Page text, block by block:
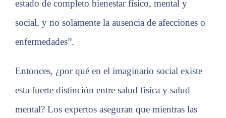
estado de completo bienestar físico, mental y
social, y no solamente la ausencia de afecciones o
enfermedades”.
Entonces, ¿por qué en el imaginario social existe
esta fuerte distinción entre salud física y salud
mental? Los expertos aseguran que mientras las